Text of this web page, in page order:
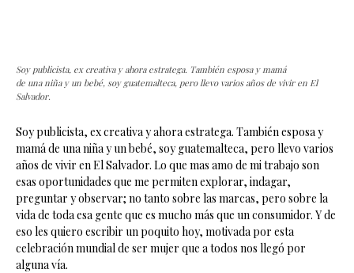
Soy publicista, ex creativa y ahora estratega. También esposa y mamá
de una niña y un bebé, soy guatemalteca, pero llevo varios años de vivir en El
Salvador.
Soy publicista, ex creativa y ahora estratega. También esposa y
mamá de una niña y un bebé, soy guatemalteca, pero llevo varios
años de vivir en El Salvador. Lo que mas amo de mi trabajo son
esas oportunidades que me permiten explorar, indagar,
preguntar y observar; no tanto sobre las marcas, pero sobre la
vida de toda esa gente que es mucho más que un consumidor. Y de
eso les quiero escribir un poquito hoy, motivada por esta
celebración mundial de ser mujer que a todos nos llegó por
alguna vía.